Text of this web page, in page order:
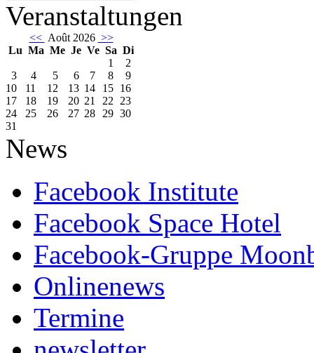
Veranstaltungen
<< Août 2026 >>
Lu Ma Me Je Ve Sa Di
1
2
3
4 5 6 7 8
9
10
11 12 13 14 15 16
17
18 19 20 21 22 23
24
25 26 27 28 29 30
31
News
Facebook Institute
Facebook Space Hotel
Facebook-Gruppe
Onlinenews
Termine